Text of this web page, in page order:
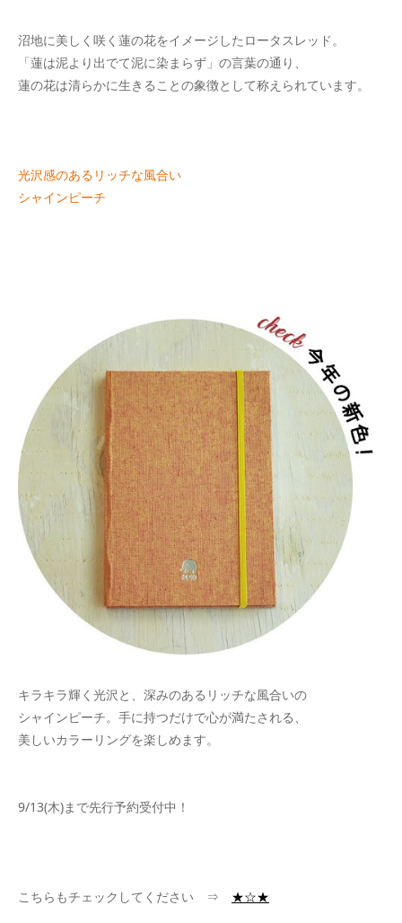
沼地に美しく咲く蓮の花をイメージしたロータスレッド。
「蓮は泥より出でて泥に染まらず」の言葉の通り、
蓮の花は清らかに生きることの象徴として称えられています。
光沢感のあるリッチな風合い
シャインピーチ
キラキラ輝く光沢と、深みのあるリッチな風合いの
シャインピーチ。手に持つだけで心が満たされる、
美しいカラーリングを楽しめます。
9/13(木)まで先行予約受付中！
こちらもチェックしてください ⇒ ★☆★